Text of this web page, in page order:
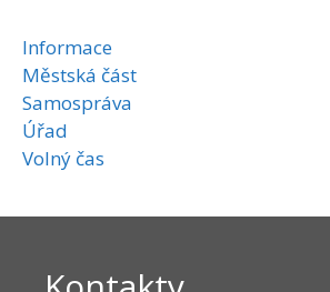
Informace
Městská část
Samospráva
Úřad
Volný čas